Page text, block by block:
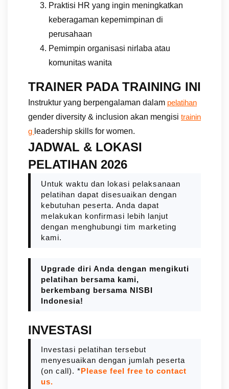
Praktisi HR yang ingin meningkatkan
keberagaman kepemimpinan di
perusahaan
Pemimpin organisasi nirlaba atau
komunitas wanita
TRAINER PADA TRAINING INI
Instruktur yang berpengalaman dalam pelatihan
gender diversity & inclusion akan mengisi trainin
g leadership skills for women.
JADWAL & LOKASI
PELATIHAN 2026
Untuk waktu dan lokasi pelaksanaan
pelatihan dapat disesuaikan dengan
kebutuhan peserta. Anda dapat
melakukan konfirmasi lebih lanjut
dengan menghubungi tim marketing
kami.
Upgrade diri Anda dengan mengikuti
pelatihan bersama kami,
berkembang bersama NISBI
Indonesia!
INVESTASI
Investasi pelatihan tersebut
menyesuaikan dengan jumlah peserta
(on call). *Please feel free to contact
us.